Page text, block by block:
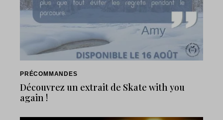
PRÉCOMMANDES
Découvrez un extrait de Skate with you
again !